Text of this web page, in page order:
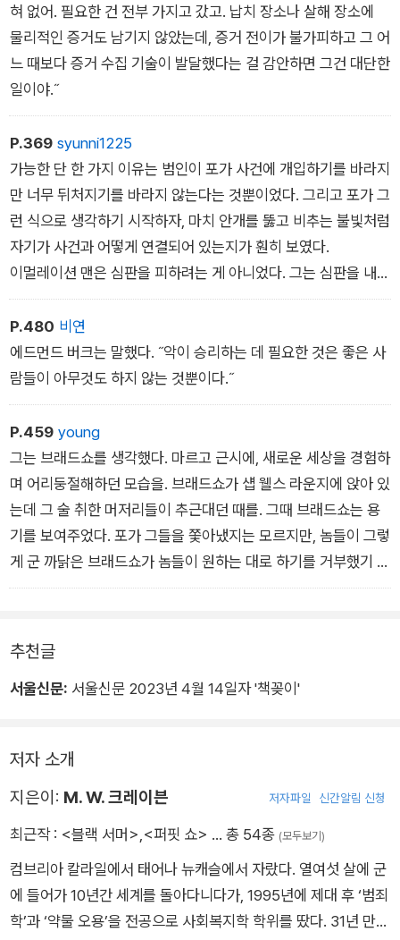
혀 없어. 필요한 건 전부 가지고 갔고. 납치 장소나 살해 장소에
물리적인 증거도 남기지 않았는데, 증거 전이가 불가피하고 그 어
느 때보다 증거 수집 기술이 발달했다는 걸 감안하면 그건 대단한
일이야.˝
P.369 syunni1225
가능한 단 한 가지 이유는 범인이 포가 사건에 개입하기를 바라지
만 너무 뒤처지기를 바라지 않는다는 것뿐이었다. 그리고 포가 그
런 식으로 생각하기 시작하자, 마치 안개를 뚫고 비추는 불빛처럼
자기가 사건과 어떻게 연결되어 있는지가 훤히 보였다.
이멀레이션 맨은 심판을 피하려는 게 아니었다. 그는 심판을 내리
고 있었다.
P.480 비연
에드먼드 버크는 말했다. ˝악이 승리하는 데 필요한 것은 좋은 사
람들이 아무것도 하지 않는 것뿐이다.˝
P.459 young
그는 브래드쇼를 생각했다. 마르고 근시에, 새로운 세상을 경험하
며 어리둥절해하던 모습을. 브래드쇼가 섑 웰스 라운지에 앉아 있
는데 그 술 취한 머저리들이 추근대던 때를. 그때 브래드쇼는 용
기를 보여주었다. 포가 그들을 쫓아냈지는 모르지만, 놈들이 그렇
게 군 까닭은 브래드쇼가 놈들이 원하는 대로 하기를 거부했기 때
문이었다. 그 사건은 서투른 외면 안쪽에 뭔가 특별한 것이 숨어
추천글
서울신문: 서울신문 2023년 4월 14일자 '책꽂이'
저자 소개
지은이: M. W. 크레이븐 저자파일 신간알림 신청
최근작 : <블랙 서머> <퍼핏 쇼> … 총 54종 (모두보기)
컴브리아 칼라일에서 태어나 뉴캐슬에서 자랐다. 열여섯 살에 군
에 들어가 10년간 세계를 돌아다니다가, 1995년에 제대 후 ‘범죄
학’과 ‘약물 오용’을 전공으로 사회복지학 학위를 땄다. 31년 만에